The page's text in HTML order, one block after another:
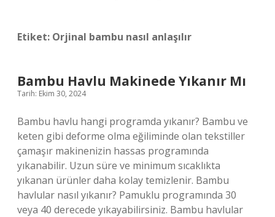
Etiket: Orjinal bambu nasıl anlaşılır
Bambu Havlu Makinede Yıkanır Mı
Tarih: Ekim 30, 2024
Bambu havlu hangi programda yıkanır? Bambu ve
keten gibi deforme olma eğiliminde olan tekstiller
çamaşır makinenizin hassas programında
yıkanabilir. Uzun süre ve minimum sıcaklıkta
yıkanan ürünler daha kolay temizlenir. Bambu
havlular nasıl yıkanır? Pamuklu programında 30
veya 40 derecede yıkayabilirsiniz. Bambu havlular